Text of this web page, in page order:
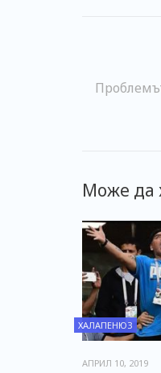
Може да
ХАЛАПЕНЮЗ
АПРИЛ 10, 2019